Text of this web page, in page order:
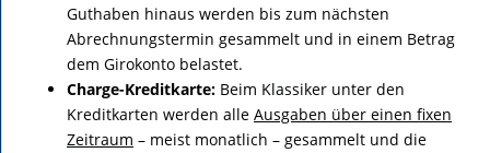
Guthaben hinaus werden bis zum nächsten
Abrechnungstermin gesammelt und in einem Betrag
dem Girokonto belastet.
Charge-Kreditkarte: Beim Klassiker unter den
Kreditkarten werden alle Ausgaben über einen fixen
Zeitraum – meist monatlich – gesammelt und die